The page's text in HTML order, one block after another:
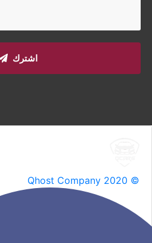
اشترك
Qhost Company 2020 ©